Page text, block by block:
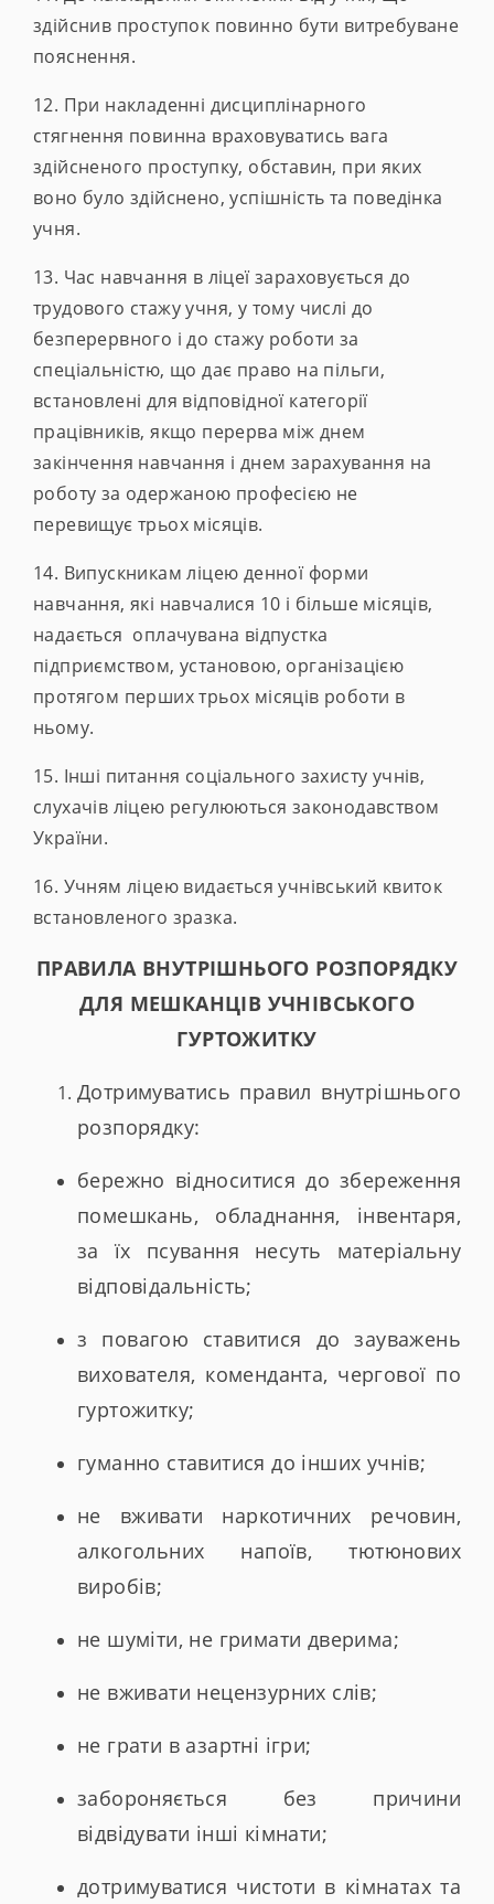
здійснив проступок повинно бути витребуване
пояснення.
12. При накладенні дисциплінарного
стягнення повинна враховуватись вага
здійсненого проступку, обставин, при яких
воно було здійснено, успішність та поведінка
учня.
13. Час навчання в ліцеї зараховується до
трудового стажу учня, у тому числі до
безперервного і до стажу роботи за
спеціальністю, що дає право на пільги,
встановлені для відповідної категорії
працівників, якщо перерва між днем
закінчення навчання і днем зарахування на
роботу за одержаною професією не
перевищує трьох місяців.
14. Випускникам ліцею денної форми
навчання, які навчалися 10 і більше місяців,
надається оплачувана відпустка
підприємством, установою, організацією
протягом перших трьох місяців роботи в
ньому.
15. Інші питання соціального захисту учнів,
слухачів ліцею регулюються законодавством
України.
16. Учням ліцею видається учнівський квиток
встановленого зразка.
ПРАВИЛА ВНУТРІШНЬОГО РОЗПОРЯДКУ
ДЛЯ МЕШКАНЦІВ УЧНІВСЬКОГО
ГУРТОЖИТКУ
Дотримуватись правил внутрішнього
розпорядку:
бережно відноситися до збереження
помешкань, обладнання, інвентаря,
за їх псування несуть матеріальну
відповідальність;
з повагою ставитися до зауважень
вихователя, коменданта, чергової по
гуртожитку;
гуманно ставитися до інших учнів;
не вживати наркотичних речовин,
алкогольних напоїв, тютюнових
виробів;
не шуміти, не гримати дверима;
не вживати нецензурних слів;
не грати в азартні ігри;
забороняється без причини
відвідувати інші кімнати;
дотримуватися чистоти в кімнатах та